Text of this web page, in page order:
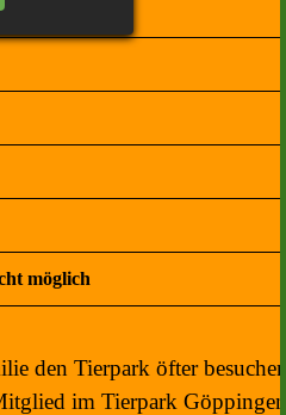
Ermäßigung
möglich
den Tierpark öfter
im Tierpark